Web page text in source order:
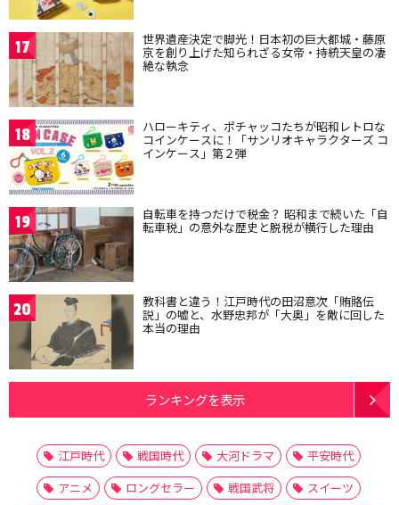
17 世界遺産決定で脚光！日本初の巨大都城・藤原
京を創り上げた知られざる女帝・持統天皇の凄
絶な執念
18 ハローキティ、ポチャッコたちが昭和レトロな
コインケースに！「サンリオキャラクターズ コ
インケース」第２弾
19 自転車を持つだけで税金？ 昭和まで続いた「自
転車税」の意外な歴史と脱税が横行した理由
20 教科書と違う！江戸時代の田沼意次「賄賂伝
説」の嘘と、水野忠邦が「大奥」を敵に回した
本当の理由
ランキングを表示
江戸時代 戦国時代 大河ドラマ
平安時代
アニメ
ロングセラー 戦国武将
スイーツ